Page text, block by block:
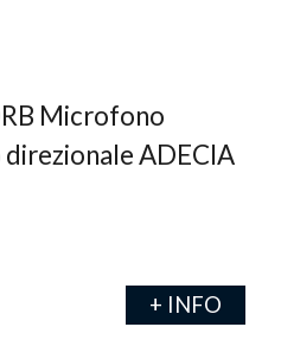
Microfono
ADECIA
+ INFO